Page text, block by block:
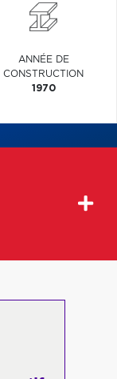
ANNÉE DE
CONSTRUCTION
1970